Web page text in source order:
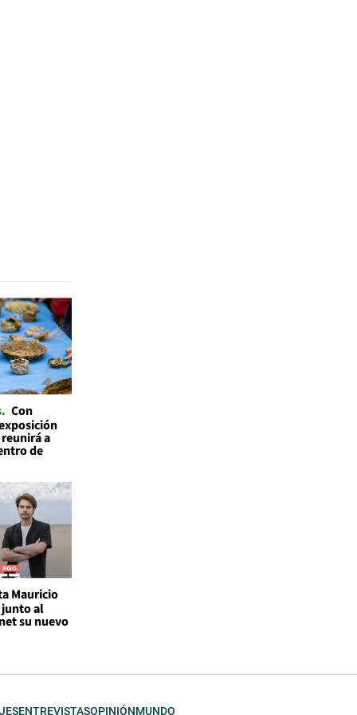
Con
a
de
Mauricio
junto al
su nuevo
ENTREVISTASOPINIÓNMUNDO